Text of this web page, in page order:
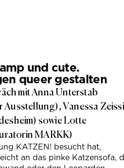
und cute.
queer gestalten
mit Anna Unterstab
Ausstellung), Vanessa
sowie Lotte
MARKK)
KATZEN! besucht hat,
an das pinke Katzensofa,